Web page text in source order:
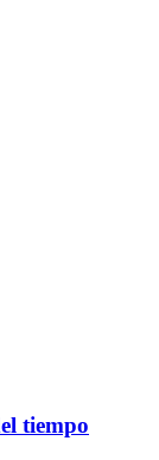
tiempo